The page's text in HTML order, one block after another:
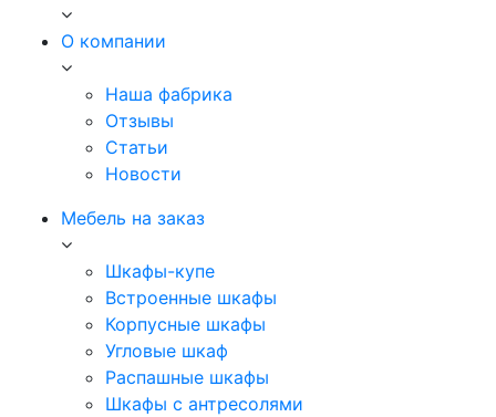
О компании
Наша фабрика
Отзывы
Статьи
Новости
Мебель на заказ
Шкафы-купе
Встроенные шкафы
Корпусные шкафы
Угловые шкаф
Распашные шкафы
Шкафы с антресолями